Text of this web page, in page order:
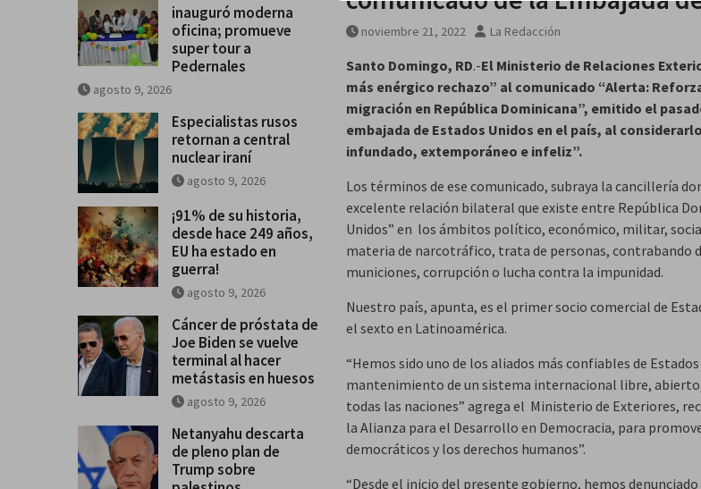
noviembre 21, 2022 La Redacción
Santo Domingo, RD.-El Ministerio de Relaciones
más enérgico rechazo” al comunicado “Alerta:
migración en República Dominicana”, emitido el
embajada de Estados Unidos en el país, al
infundado, extemporáneo e infeliz”.
Los términos de ese comunicado, subraya la cancillería
excelente relación bilateral que existe entre República
Unidos” en los ámbitos político, económico, militar,
materia de narcotráfico, trata de personas, contrabando
municiones, corrupción o lucha contra la impunidad.
Nuestro país, apunta, es el primer socio comercial de
el sexto en Latinoamérica.
“Hemos sido uno de los aliados más confiables de
mantenimiento de un sistema internacional libre,
todas las naciones” agrega el Ministerio de Exteriores,
la Alianza para el Desarrollo en Democracia, para
democráticos y los derechos humanos”.
“Desde el inicio del presente gobierno, hemos
inauguró moderna
oficina; promueve
super tour a
Pedernales
agosto 9, 2026
Especialistas rusos
retornan a central
nuclear iraní
agosto 9, 2026
¡91% de su historia,
desde hace 249 años,
EU ha estado en
guerra!
agosto 9, 2026
Cáncer de próstata de
Joe Biden se vuelve
terminal al hacer
metástasis en huesos
agosto 9, 2026
Netanyahu descarta
de pleno plan de
Trump sobre